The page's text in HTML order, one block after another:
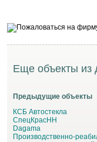
Еще объекты из
Предыдущие объекты
КСБ Автостекла
СпецКрасНН
Dagama
Производственно-